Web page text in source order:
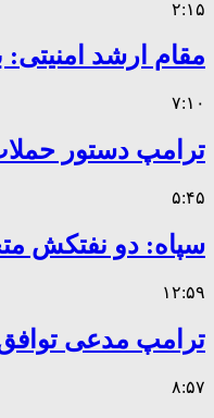
۲:۱۵
مقام ارشد امنیتی:
۷:۱۰
ترامپ دستور
۵:۴۵
سپاه: دو نفتکش
۱۲:۵۹
ترامپ مدعی
۸:۵۷